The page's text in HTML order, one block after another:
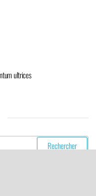
ultrices